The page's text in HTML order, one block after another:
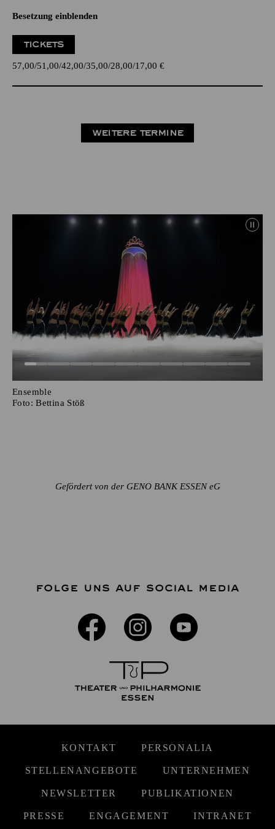
Besetzung einblenden
TICKETS
57,00 51,00 42,00 35,00 28,00 17,00 €
WEITERE TERMINE
Ensemble
Foto: Bettina Stöß
Gefördert von der GENO BANK ESSEN eG
FOLGE UNS AUF SOCIAL MEDIA
KONTAKT PERSONALIA
STELLENANGEBOTE UNTERNEHMEN
NEWSLETTER PUBLIKATIONEN
PRESSE ENGAGEMENT INTRANET